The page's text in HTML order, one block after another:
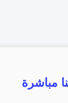
مباشرة